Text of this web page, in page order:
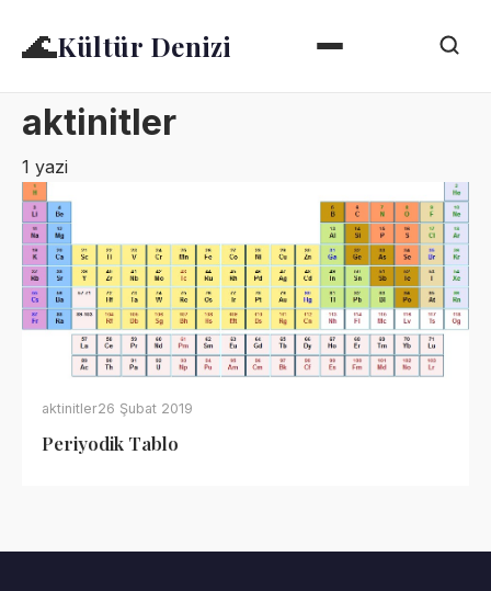
🌊Kültür Denizi
aktinitler
1 yazi
aktinitler26 Şubat 2019
Periyodik Tablo